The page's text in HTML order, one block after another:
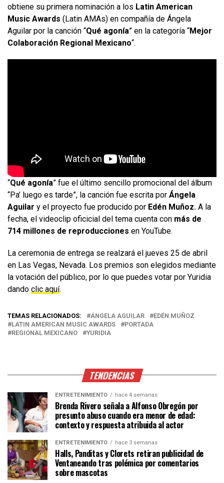
obtiene su primera nominación a los Latin American
Music Awards (Latin AMAs) en compañía de Ángela
Aguilar por la canción “Qué agonía” en la categoría “Mejor
Colaboración Regional Mexicano“.
“Qué agonía” fue el último sencillo promocional del álbum
“Pa’ luego es tarde”, la canción fue escrita por Ángela
Aguilar y el proyecto fue producido por Edén Muñoz. A la
fecha, el videoclip oficicial del tema cuenta con más de
714 millones de reproducciones en YouTube.
La ceremonia de entrega se realzará el jueves 25 de abril
en Las Vegas, Nevada. Los premios son elegidos mediante
la votación del público, por lo que puedes votar por Yuridia
dando clic aquí.
TEMAS RELACIONADOS: ÁNGELA AGUILAR
EDÉN MUÑOZ
LATIN AMERICAN MUSIC AWARDS
PORTADA
REGIONAL MEXICANO
YURIDIA
TENDENCIAS
ENTRETENIMIENTO hace 4 semanas
Brenda Rivero señala a Alfonso Obregón por
presunto abuso cuando era menor de edad:
contexto y respuesta atribuida al actor
ENTRETENIMIENTO hace 3 semanas
Halls, Panditas y Clorets retiran publicidad de
Ventaneando tras polémica por comentarios
sobre mascotas